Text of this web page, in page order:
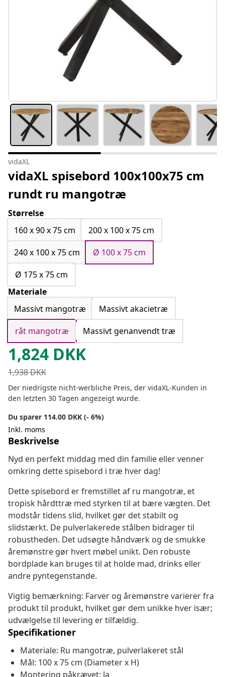
vidaXL
vidaXL spisebord 100x100x75 cm
rundt ru mangotræ
Størrelse
160 x 90 x 75 cm
200 x 100 x 75 cm
240 x 100 x 75 cm
Ø 100 x 75 cm
Ø 175 x 75 cm
Materiale
Massivt mangotræ
Massivt akacietræ
råt mangotræ
Massivt genanvendt træ
1,824 DKK
1,938DKK
Der niedrigste nicht-werbliche Preis, der vidaXL-Kunden in
den letzten 30 Tagen angezeigt wurde.
Du sparer 114.00 DKK (- 6%)
Inkl. moms
Beskrivelse
Nyd en perfekt middag med din familie eller venner
omkring dette spisebord i træ hver dag!
Dette spisebord er fremstillet af ru mangotræ, et
tropisk hårdttræ med styrken til at bære vægten. Det
modstår tidens slid, hvilket gør det stabilt og
slidstærkt. De pulverlakerede stålben bidrager til
robustheden. Det udsøgte håndværk og de smukke
åremønstre gør hvert møbel unikt. Den robuste
bordplade kan bruges til at holde mad, drinks eller
andre pyntegenstande.
Vigtig bemærkning: Farver og åremønstre varierer fra
produkt til produkt, hvilket gør dem unikke hver især;
udvælgelse til levering er tilfældig.
Specifikationer
Materiale: Ru mangotræ, pulverlakeret stål
Mål: 100 x 75 cm (Diameter x H)
Montering påkrævet: Ja